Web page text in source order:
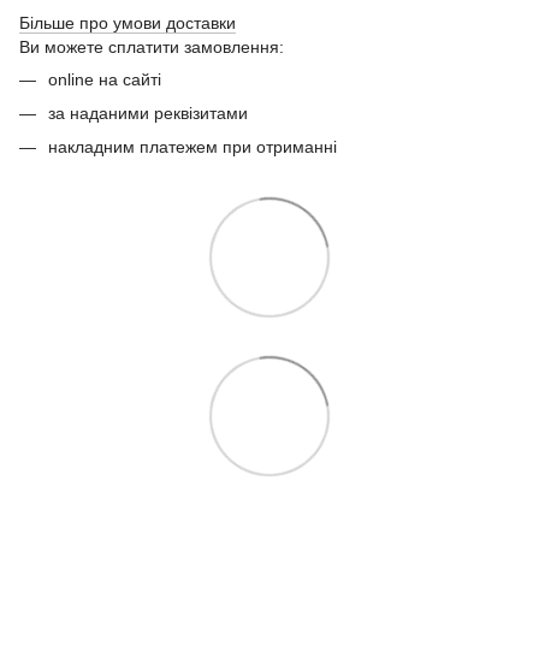
Більше про умови доставки
Ви можете сплатити замовлення:
online на сайті
за наданими реквізитами
накладним платежем при отриманні